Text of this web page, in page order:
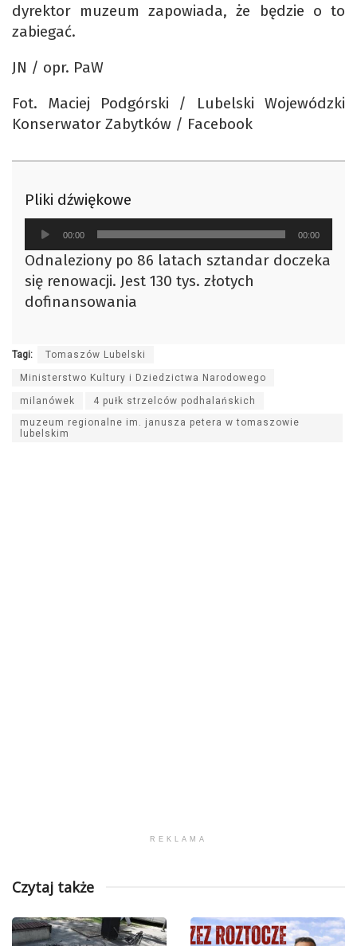
dyrektor muzeum zapowiada, że będzie o to
zabiegać.
JN / opr. PaW
Fot. Maciej Podgórski / Lubelski Wojewódzki
Konserwator Zabytków / Facebook
Pliki dźwiękowe
Odtwarzacz
plików
dźwiękowych
00:00 00:00
Odnaleziony po 86 latach sztandar doczeka
się renowacji. Jest 130 tys. złotych
dofinansowania
Tagi: Tomaszów Lubelski
Ministerstwo Kultury i Dziedzictwa Narodowego
milanówek
4 pułk strzelców podhalańskich
muzeum regionalne im. janusza petera w tomaszowie
lubelskim
REKLAMA
Czytaj także